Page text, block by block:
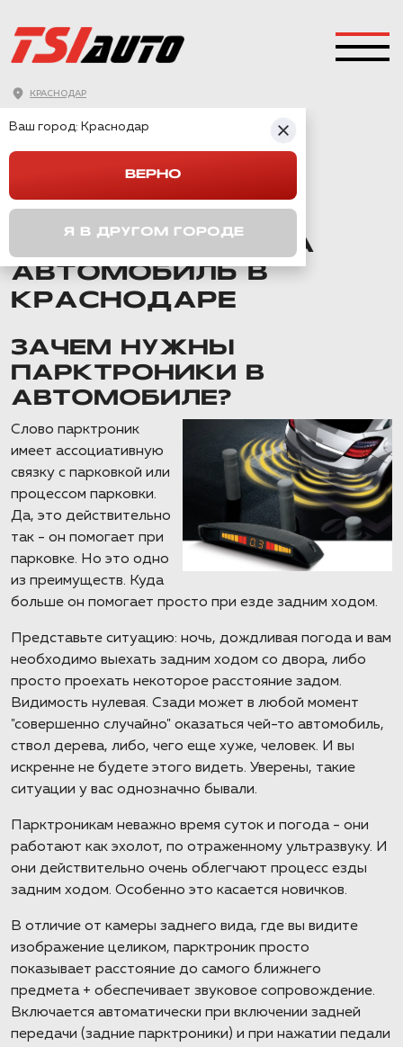
КРАСНОДАР
УСТАНОВКА ПАРКТРОНИКА
ПАРКТРОНИКА НА
АВТОМОБИЛЬ В
КРАСНОДАРЕ
ЗАЧЕМ НУЖНЫ
ПАРКТРОНИКИ В
АВТОМОБИЛЕ?
Слово парктроник
имеет ассоциативную
связку с парковкой или
процессом парковки.
Да, это действительно
так - он помогает при
парковке. Но это одно
из преимуществ. Куда
больше он помогает просто при езде задним ходом.
Представьте ситуацию: ночь, дождливая погода и вам
необходимо выехать задним ходом со двора, либо
просто проехать некоторое расстояние задом.
Видимость нулевая. Сзади может в любой момент
"совершенно случайно" оказаться чей-то автомобиль,
ствол дерева, либо, чего еще хуже, человек. И вы
искренне не будете этого видеть. Уверены, такие
ситуации у вас однозначно бывали.
Парктроникам неважно время суток и погода - они
работают как эхолот, по отраженному ультразвуку. И
они действительно очень облегчают процесс езды
задним ходом. Особенно это касается новичков.
В отличие от камеры заднего вида, где вы видите
изображение целиком, парктроник просто
показывает расстояние до самого ближнего
предмета + обеспечивает звуковое сопровождение.
Включается автоматически при включении задней
передачи (задние парктроники) и при нажатии педали
Ваш город: Краснодар
ВЕРНО
Я В ДРУГОМ ГОРОДЕ